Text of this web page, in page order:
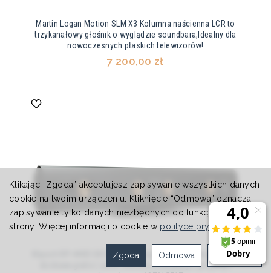
Martin Logan Motion SLM X3 Kolumna naścienna LCR to
trzykanałowy głośnik o wyglądzie soundbara,Idealny dla
nowoczesnych płaskich telewizorów!
7 200,00 zł
Klipsch RP-440D SB On-Wall | Negocjuj cenę | raty 20x0% +
dostawa gratis | salon Gniezno | instalacje | projekty |
Klikając “Zgoda” akceptujesz zapisywanie wszystkich danych
cookie na twoim urządzeniu. Kliknięcie “Odmowa” oznacza
zapisywanie tylko danych niezbędnych do funkcjonowania
strony. Więcej informacji o cookie w polityce prywatności.
Ustawienia
Odmowa
Zgoda